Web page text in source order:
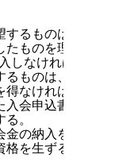
るものは、所定
ものを理事長に
なければならな
ものは、所定の
なければならない
会申込書、ネッ
。
の納入を確認し
を生ずるものと